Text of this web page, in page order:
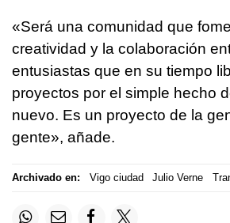
«Será una comunidad que
creatividad y la colaboración
entusiastas que en su tiempo
proyectos por el simple hecho
nuevo. Es un proyecto de la
gente», añade.
Archivado en: Vigo ciudad Julio Verne